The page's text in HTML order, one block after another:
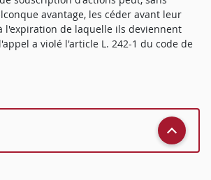
avantage, les céder avant leur
l'expiration de laquelle ils deviennent
a violé l'article L. 242-1 du code de